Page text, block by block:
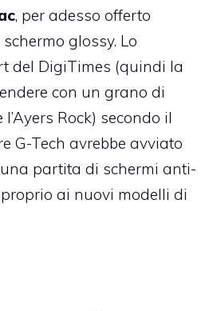
, per adesso offerto
glossy. Lo
del DigiTimes (quindi la
con un grano di
Rock) secondo il
G-Tech avrebbe avviato
partita di schermi anti-
ai nuovi modelli di